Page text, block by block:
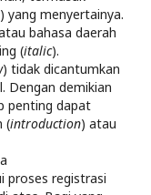
yang menyertainya.
bahasa daerah
(italic).
) tidak dicantumkan
Dengan demikian
penting dapat
(introduction) atau
proses registrasi